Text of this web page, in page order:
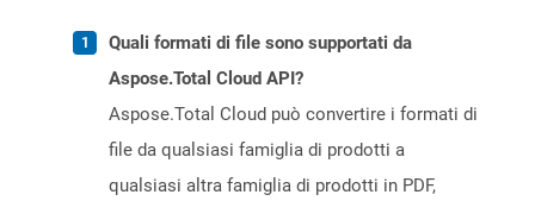
Quali formati di file sono supportati da
Aspose.Total Cloud API?
Aspose.Total Cloud può convertire i formati di
file da qualsiasi famiglia di prodotti a
qualsiasi altra famiglia di prodotti in PDF,